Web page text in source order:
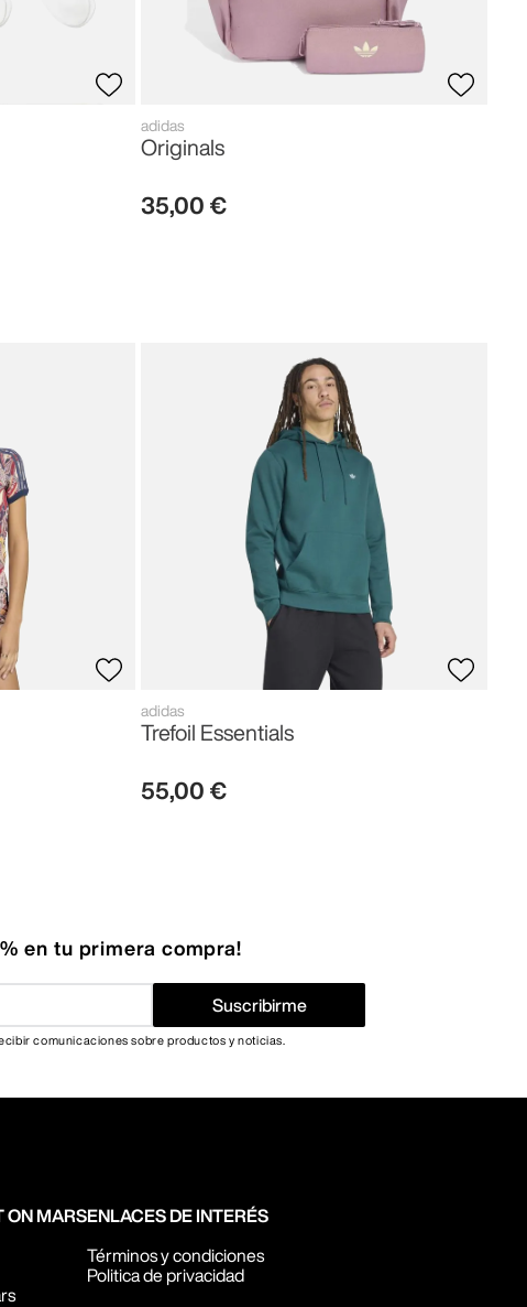
adidas
Originals
35,00 €
adidas
Trefoil Essentials
55,00 €
en tu primera compra!
Suscribirme
comunicaciones sobre productos y noticias.
ON MARSENLACES DE INTERÉS
Términos y condiciones
Politica de privacidad